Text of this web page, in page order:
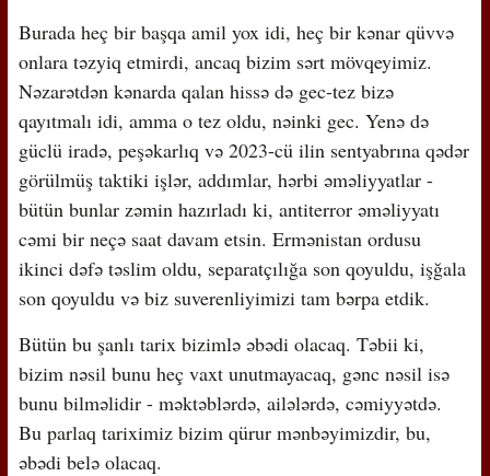
Burada heç bir başqa amil yox idi, heç bir kənar qüvvə
onlara təzyiq etmirdi, ancaq bizim sərt mövqeyimiz.
Nəzarətdən kənarda qalan hissə də gec-tez bizə
qayıtmalı idi, amma o tez oldu, nəinki gec. Yenə də
güclü iradə, peşəkarlıq və 2023-cü ilin sentyabrına qədər
görülmüş taktiki işlər, addımlar, hərbi əməliyyatlar -
bütün bunlar zəmin hazırladı ki, antiterror əməliyyatı
cəmi bir neçə saat davam etsin. Ermənistan ordusu
ikinci dəfə təslim oldu, separatçılığa son qoyuldu, işğala
son qoyuldu və biz suverenliyimizi tam bərpa etdik.
Bütün bu şanlı tarix bizimlə əbədi olacaq. Təbii ki,
bizim nəsil bunu heç vaxt unutmayacaq, gənc nəsil isə
bunu bilməlidir - məktəblərdə, ailələrdə, cəmiyyətdə.
Bu parlaq tariximiz bizim qürur mənbəyimizdir, bu,
əbədi belə olacaq.